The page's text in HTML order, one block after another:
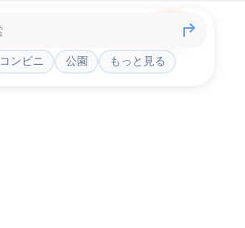
コンビニ 公園 もっと見る